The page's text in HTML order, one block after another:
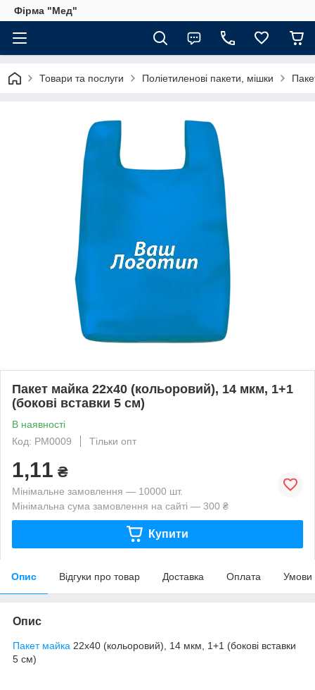
Фірма "Мед"
Товари та послуги Поліетиленові пакети, мішки
Пакет майка 22х40 (кольоровий), 14 мкм, 1+1
(бокові вставки 5 см)
В наявності
Код: PM0009
Тільки опт
1,11 ₴
Мінімальне замовлення — 10000 шт.
Мінімальна сума замовлення на сайті — 300 ₴
Купити
Опис Відгуки про товар Доставка Оплата Умови
Опис
Пакет майка 22х40 (кольоровий), 14 мкм, 1+1 (бокові вставки
5 см)